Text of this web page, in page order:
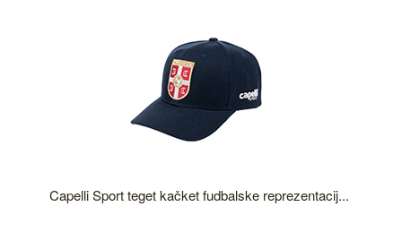
Capelli Sport teget kačket fudbalske reprezentacij...